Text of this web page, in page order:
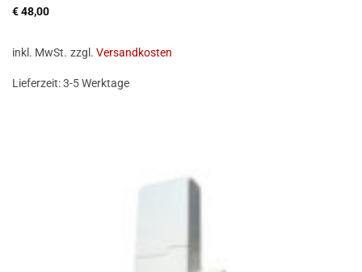
€48,00
inkl. MwSt. zzgl. Versandkosten
Lieferzeit:3-5 Werktage